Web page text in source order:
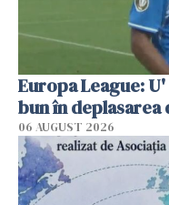
Europa League:
bun în deplasarea
06 AUGUST 2026